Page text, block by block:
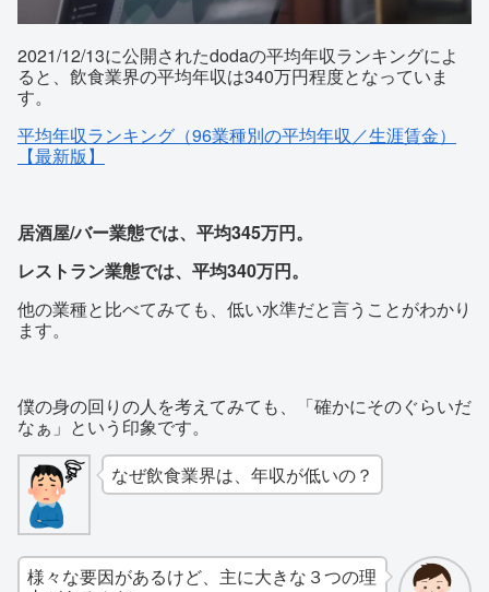
2021/12/13に公開されたdodaの平均年収ランキングによ
ると、飲食業界の平均年収は340万円程度となっていま
す。
平均年収ランキング（96業種別の平均年収／生涯賃金）
【最新版】
居酒屋/バー業態では、平均345万円。
レストラン業態では、平均340万円。
他の業種と比べてみても、低い水準だと言うことがわかり
ます。
僕の身の回りの人を考えてみても、「確かにそのぐらいだ
なぁ」という印象です。
なぜ飲食業界は、年収が低いの？
様々な要因があるけど、主に大きな３つの理